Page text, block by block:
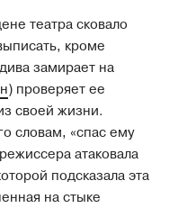
театра сковало
кроме
замирает на
) проверяет ее
своей жизни.
словам, «спас ему
атаковала
подсказала эта
на стыке